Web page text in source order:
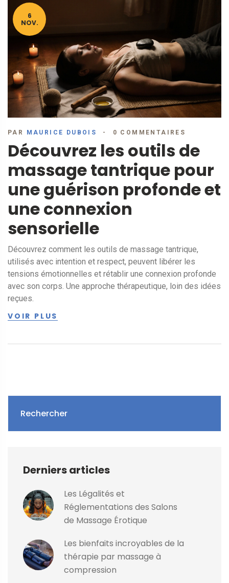
6
NOV.
PAR MAURICE DUBOIS 0 COMMENTAIRES
Découvrez les outils de
massage tantrique pour
une guérison profonde et
une connexion
sensorielle
Découvrez comment les outils de massage tantrique,
utilisés avec intention et respect, peuvent libérer les
tensions émotionnelles et rétablir une connexion profonde
avec son corps. Une approche thérapeutique, loin des idées
reçues.
VOIR PLUS
Rechercher
Derniers articles
Les Légalités et
Réglementations des Salons
de Massage Érotique
Les bienfaits incroyables de la
thérapie par massage à
compression